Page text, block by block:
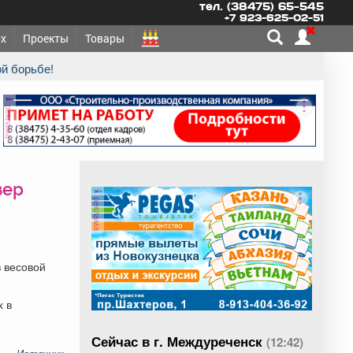
тел. (38475) 65-545
+7 923-625-02-51
Проекты Товары
борьбе!
реклама
в
реклама
Сейчас в г. Междуреченск (12:42)